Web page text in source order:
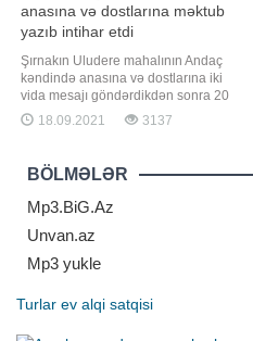
anasına və dostlarına məktub
yazıb intihar etdi
Şırnakın Uludere mahalının Andaç
kəndində anasına və dostlarına iki
vida mesajı göndərdikdən sonra 20
yaşlı bir gənc 35 metr yüksəklikdəki
uçurumdan tullanaraq intihar edib.
"Məni bağışla, gözəl anam.
Qardaşlarıma və dostlarıma vaxt
ayırmadan köçüb getdim"
18.09.2021 3137
BÖLMƏLƏR
Mp3.BiG.Az
Unvan.az
Mp3 yukle
Turlar ev alqi satqisi